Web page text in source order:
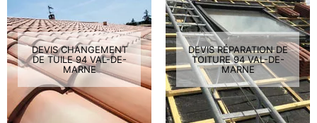
DEVIS CHANGEMENT
DE TUILE 94 VAL-DE-
MARNE
DEVIS RÉPARATION DE
TOITURE 94 VAL-DE-
MARNE